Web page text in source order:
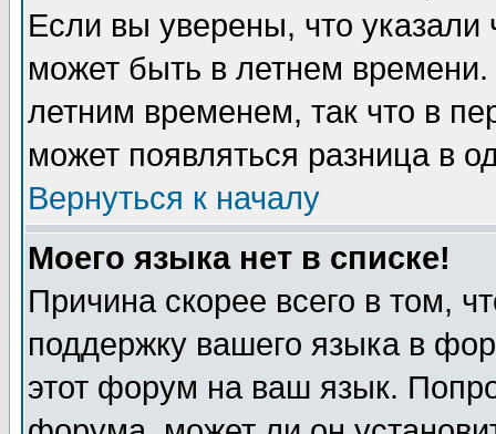
Если вы уверены, что указали
может быть в летнем
летним временем, так что в
может появляться разница в
Вернуться к началу
Моего языка нет в списке!
Причина скорее всего в том,
поддержку вашего языка в
этот форум на ваш язык.